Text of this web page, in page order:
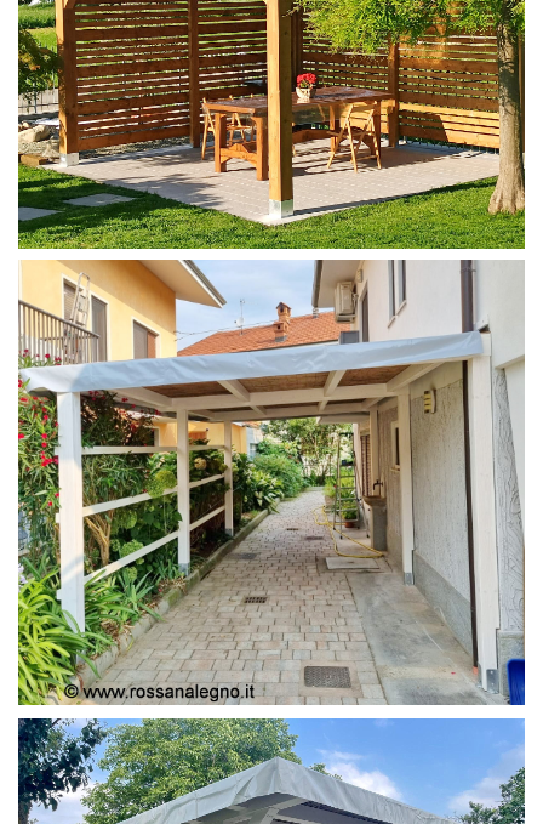
PERGOLA 4X4
PERGOLA COPERTURA MOBILE